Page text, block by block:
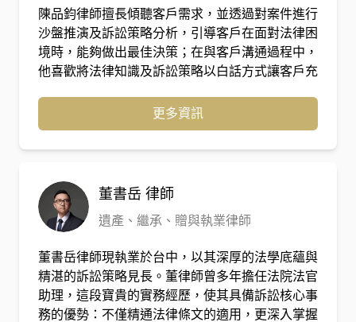
陳品鈞律師擅長傾聽客戶需求，並透過對案件進行
沙盤推演及訴訟策略分析，引導客戶在面對法律困
境時，能夠做出最佳決策；在與客戶溝通過程中，
他喜歡將法律知識及訴訟策略以白話方式讓客戶充
方向發展。在不動產糾紛、商業糾紛、勞資爭議、
政府採購等領域，有多年實務經驗。
更多資訊
董書岳 律師
遺產、繼承、贈與執業律師
董書岳律師現執業於台中，以其深厚的法學底蘊與
精湛的訴訟策略見長。董律師曾多年擔任法院法官
助理，這段寶貴的實務經歷，使其具備訴訟核心事
務的優勢：不僅精通法律條文的適用，更深入掌握